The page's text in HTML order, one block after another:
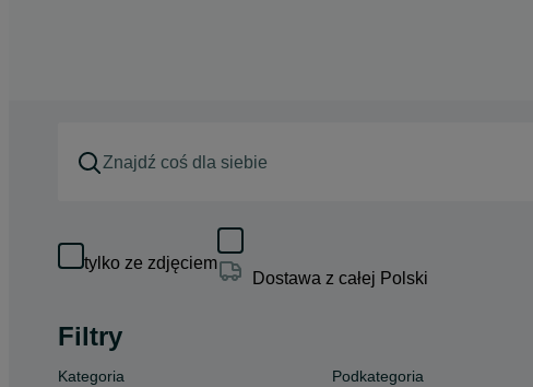
tylko ze zdjęciem
Dostawa z całej Polski
Filtry
Kategoria Podkategoria